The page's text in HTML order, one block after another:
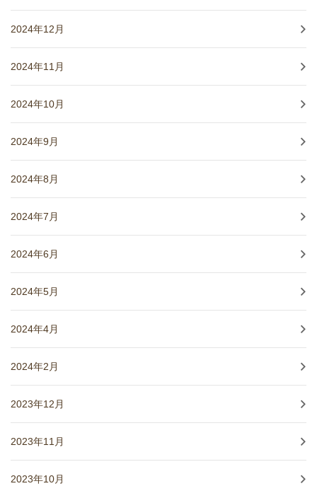
2024年12月
2024年11月
2024年10月
2024年9月
2024年8月
2024年7月
2024年6月
2024年5月
2024年4月
2024年2月
2023年12月
2023年11月
2023年10月